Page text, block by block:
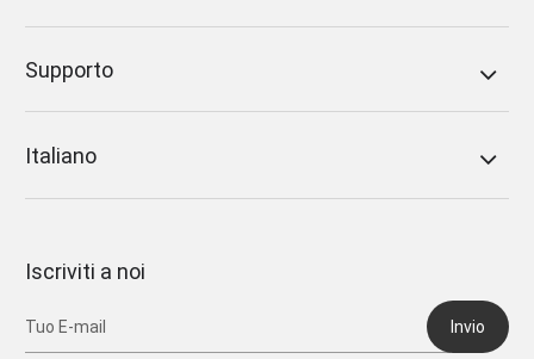
Supporto
Italiano
Iscriviti a noi
Invio